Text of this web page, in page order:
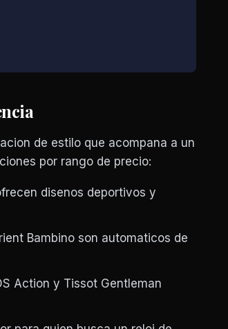
de estilo que acompana a un
por rango de precio:
disenos deportivos y
Bambino son automaticos de
Action y Tissot Gentleman